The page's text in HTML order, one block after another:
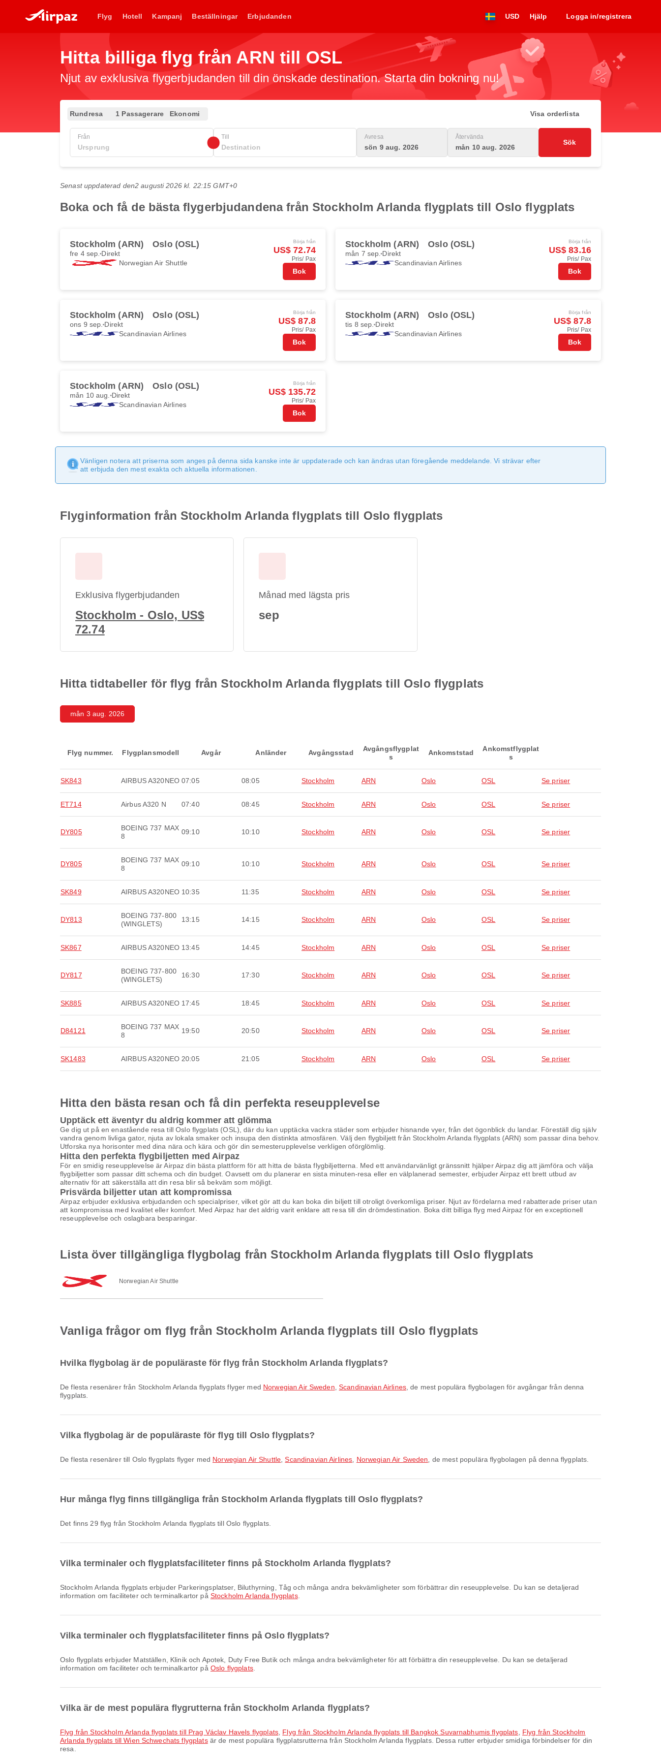
Flyg Hotell Kampanj Beställningar Erbjudanden USD Hjälp Logga in/registrera
Hitta billiga flyg från ARN till OSL
Njut av exklusiva flygerbjudanden till din önskade destination. Starta din bokning nu!
Rundresa 1 Passagerare Ekonomi Visa orderlista
Från Till Avresa
sön 9 aug. 2026
Återvända
mån 10 aug. 2026
Sök
Senast uppdaterad den2 augusti 2026 kl. 22:15 GMT+0
Boka och få de bästa flygerbjudandena från Stockholm Arlanda flygplats till Oslo flygplats
Stockholm (ARN) Oslo (OSL)
fre 4 sep. Direkt
Norwegian Air Shuttle
Börja från
US$ 72.74
Pris/ Pax
Bok
Stockholm (ARN) Oslo (OSL)
mån 7 sep. Direkt
Scandinavian Airlines
Börja från
US$ 83.16
Pris/ Pax
Bok
Stockholm (ARN) Oslo (OSL)
ons 9 sep. Direkt
Scandinavian Airlines
Börja från
US$ 87.8
Pris/ Pax
Bok
Stockholm (ARN) Oslo (OSL)
tis 8 sep. Direkt
Scandinavian Airlines
Börja från
US$ 87.8
Pris/ Pax
Bok
Stockholm (ARN) Oslo (OSL)
mån 10 aug. Direkt
Scandinavian Airlines
Börja från
US$ 135.72
Pris/ Pax
Bok
Vänligen notera att priserna som anges på denna sida kanske inte är uppdaterade och kan ändras utan föregående meddelande. Vi strävar efter
att erbjuda den mest exakta och aktuella informationen.
Flyginformation från Stockholm Arlanda flygplats till Oslo flygplats
Exklusiva flygerbjudanden
Stockholm - Oslo, US$
72.74
Månad med lägsta pris
sep
Hitta tidtabeller för flyg från Stockholm Arlanda flygplats till Oslo flygplats
mån 3 aug. 2026
Flyg nummer. Flygplansmodell Avgår Anländer Avgångsstad
Avgångsflygplat
s
Ankomststad
Ankomstflygplat
s
SK843 AIRBUS A320NEO 07:05 08:05 Stockholm ARN Oslo OSL Se priser
ET714 Airbus A320 N 07:40 08:45 Stockholm ARN Oslo OSL Se priser
DY805
BOEING 737 MAX
8
09:10 10:10 Stockholm ARN Oslo OSL Se priser
DY805
BOEING 737 MAX
8
09:10 10:10 Stockholm ARN Oslo OSL Se priser
SK849 AIRBUS A320NEO 10:35 11:35 Stockholm ARN Oslo OSL Se priser
DY813
BOEING 737-800
(WINGLETS)
13:15 14:15 Stockholm ARN Oslo OSL Se priser
SK867 AIRBUS A320NEO 13:45 14:45 Stockholm ARN Oslo OSL Se priser
DY817
BOEING 737-800
(WINGLETS)
16:30 17:30 Stockholm ARN Oslo OSL Se priser
SK885 AIRBUS A320NEO 17:45 18:45 Stockholm ARN Oslo OSL Se priser
D84121
BOEING 737 MAX
8
19:50 20:50 Stockholm ARN Oslo OSL Se priser
SK1483 AIRBUS A320NEO 20:05 21:05 Stockholm ARN Oslo OSL Se priser
Hitta den bästa resan och få din perfekta reseupplevelse
Upptäck ett äventyr du aldrig kommer att glömma
Ge dig ut på en enastående resa till Oslo flygplats (OSL), där du kan upptäcka vackra städer som erbjuder hisnande vyer, från det ögonblick du landar. Föreställ dig själv
vandra genom livliga gator, njuta av lokala smaker och insupa den distinkta atmosfären. Välj den flygbiljett från Stockholm Arlanda flygplats (ARN) som passar dina behov.
Utforska nya horisonter med dina nära och kära och gör din semesterupplevelse verkligen oförglömlig.
Hitta den perfekta flygbiljetten med Airpaz
För en smidig reseupplevelse är Airpaz din bästa plattform för att hitta de bästa flygbiljetterna. Med ett användarvänligt gränssnitt hjälper Airpaz dig att jämföra och välja
flygbiljetter som passar ditt schema och din budget. Oavsett om du planerar en sista minuten-resa eller en välplanerad semester, erbjuder Airpaz ett brett utbud av
alternativ för att säkerställa att din resa blir så bekväm som möjligt.
Prisvärda biljetter utan att kompromissa
Airpaz erbjuder exklusiva erbjudanden och specialpriser, vilket gör att du kan boka din biljett till otroligt överkomliga priser. Njut av fördelarna med rabatterade priser utan
att kompromissa med kvalitet eller komfort. Med Airpaz har det aldrig varit enklare att resa till din drömdestination. Boka ditt billiga flyg med Airpaz för en exceptionell
reseupplevelse och oslagbara besparingar.
Lista över tillgängliga flygbolag från Stockholm Arlanda flygplats till Oslo flygplats
Norwegian Air Shuttle
Vanliga frågor om flyg från Stockholm Arlanda flygplats till Oslo flygplats
Hvilka flygbolag är de populäraste för flyg från Stockholm Arlanda flygplats?
De flesta resenärer från Stockholm Arlanda flygplats flyger med Norwegian Air Sweden ,Scandinavian Airlines , de mest populära flygbolagen för avgångar från denna
flygplats.
Vilka flygbolag är de populäraste för flyg till Oslo flygplats?
De flesta resenärer till Oslo flygplats flyger med Norwegian Air Shuttle ,Scandinavian Airlines Norwegian Air Sweden , de mest populära flygbolagen på denna flygplats.
Hur många flyg finns tillgängliga från Stockholm Arlanda flygplats till Oslo flygplats?
Det finns 29 flyg från Stockholm Arlanda flygplats till Oslo flygplats.
Vilka terminaler och flygplatsfaciliteter finns på Stockholm Arlanda flygplats?
Stockholm Arlanda flygplats erbjuder Parkeringsplatser, Biluthyrning, Tåg och många andra bekvämligheter som förbättrar din reseupplevelse. Du kan se detaljerad
information om faciliteter och terminalkartor på Stockholm Arlanda flygplats.
Vilka terminaler och flygplatsfaciliteter finns på Oslo flygplats?
Oslo flygplats erbjuder Matställen, Klinik och Apotek, Duty Free Butik och många andra bekvämligheter för att förbättra din reseupplevelse. Du kan se detaljerad
information om faciliteter och terminalkartor på Oslo flygplats.
Vilka är de mest populära flygrutterna från Stockholm Arlanda flygplats?
Flyg från Stockholm Arlanda flygplats till Prag Václav Havels flygplats, Flyg från Stockholm Arlanda flygplats till Bangkok Suvarnabhumis flygplats
Flyg från Stockholm
Arlanda flygplats till Wien Schwechats flygplatsär de mest populära flygplatsrutterna från Stockholm Arlanda flygplats. Dessa rutter erbjuder smidiga förbindelser för din
resa.